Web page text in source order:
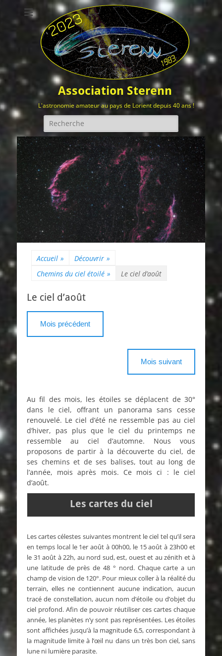
Association Sterenn
L'astronomie amateur au pays de Lorient depuis 40 ans !
Rechercher :
Accueil » Découvrir »
Chemins du ciel étoilé » Le ciel d’août
Le ciel d’août
Mois précédent
Mois suivant
Au fil des mois, les étoiles se déplacent de 30°
dans le ciel, offrant un panorama sans cesse
renouvelé. Le ciel d’été ne ressemble pas au ciel
d’hiver, pas plus que le ciel du printemps ne
ressemble au ciel d’automne. Nous vous
proposons de partir à la découverte du ciel, de
ses chemins et de ses balises, tout au long de
l’année, mois après mois. Ce mois ci : le ciel
d’août.
Les cartes du ciel
Les cartes célestes suivantes montrent le ciel tel qu’il sera
en temps local le 1er août à 00h00, le 15 août à 23h00 et
le 31 août à 22h, au nord sud, est, ouest et au zénith et à
une latitude de près de 48 ° nord. Chaque carte a un
champ de vision de 120°. Pour mieux coller à la réalité du
terrain, elles ne contiennent aucune indication, aucun
tracé de constellation, aucun nom d’étoile ou d’objet du
ciel profond. Afin de pouvoir réutiliser ces cartes chaque
année, les planètes n’y sont pas représentées. Les étoiles
sont affichées jusqu’à la magnitude 6,5, correspondant à
la magnitude limite à l’œil nu dans un très bon ciel, sans
lune ni lumière parasite.